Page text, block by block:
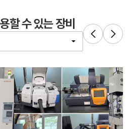
할 수 있는 장비